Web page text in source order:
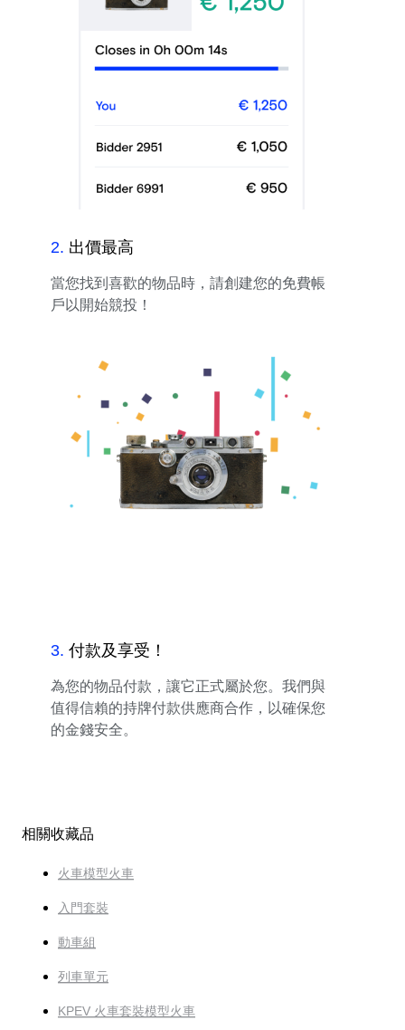
2. 出價最高
當您找到喜歡的物品時，請創建您的免費帳
戶以開始競投！
3. 付款及享受！
為您的物品付款，讓它正式屬於您。我們與
值得信賴的持牌付款供應商合作，以確保您
的金錢安全。
相關收藏品
火車模型火車
入門套裝
動車組
列車單元
KPEV 火車套裝模型火車